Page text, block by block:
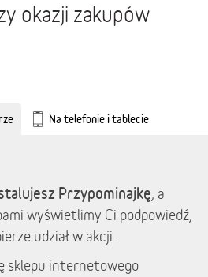
okazji zakupów
Na telefonie i tablecie
Przypominajkę, a
wyświetlimy Ci podpowiedź,
udział w akcji.
sklepu internetowego